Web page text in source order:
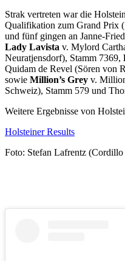
Strak vertreten war die
Qualifikation zum Grand Prix
und fünf gingen an Janne-
Lady Lavista v. Mylord
Neuratjensdorf), Stamm 7369,
Quidam de Revel (Sören von
sowie Million’s Grey v.
Schweiz), Stamm 579 und
Weitere Ergebnisse von
Holsteiner Results
Foto: Stefan Lafrentz